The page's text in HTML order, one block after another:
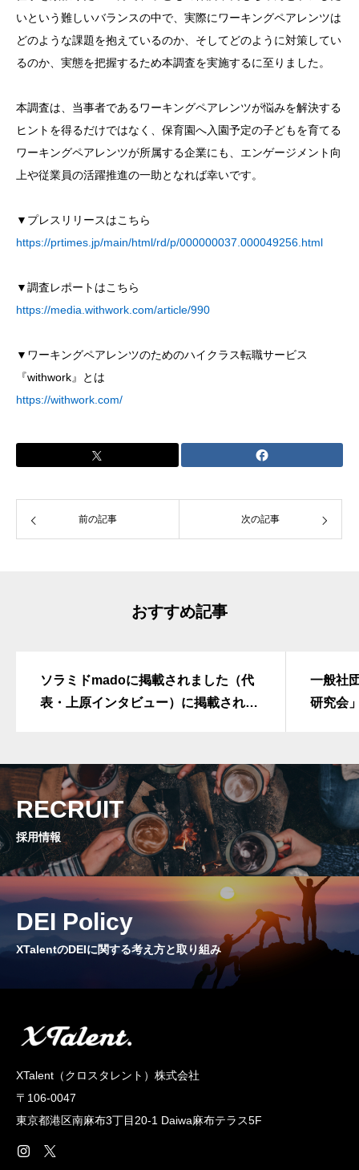
いという難しいバランスの中で、実際にワーキングペアレンツは
どのような課題を抱えているのか、そしてどのように対策してい
るのか、実態を把握するため本調査を実施するに至りました。
本調査は、当事者であるワーキングペアレンツが悩みを解決する
ヒントを得るだけではなく、保育園へ入園予定の子どもを育てる
ワーキングペアレンツが所属する企業にも、エンゲージメント向
上や従業員の活躍推進の一助となれば幸いです。
▼プレスリリースはこちら
https://prtimes.jp/main/html/rd/p/000000037.000049256.html
▼調査レポートはこちら
https://media.withwork.com/article/990
▼ワーキングペアレンツのためのハイクラス転職サービス
『withwork』とは
https://withwork.com/
前の記事 次の記事
おすすめ記事
ソラミドmadoに掲載されました（代
表・上原インタビュー）に掲載されま
一般社
研究会
RECRUIT
採用情報
DEI Policy
XTalentのDEIに関する考え方と取り組み
XTalent（クロスタレント）株式会社
〒106-0047
東京都港区南麻布3丁目20‐1 Daiwa麻布テラス5F